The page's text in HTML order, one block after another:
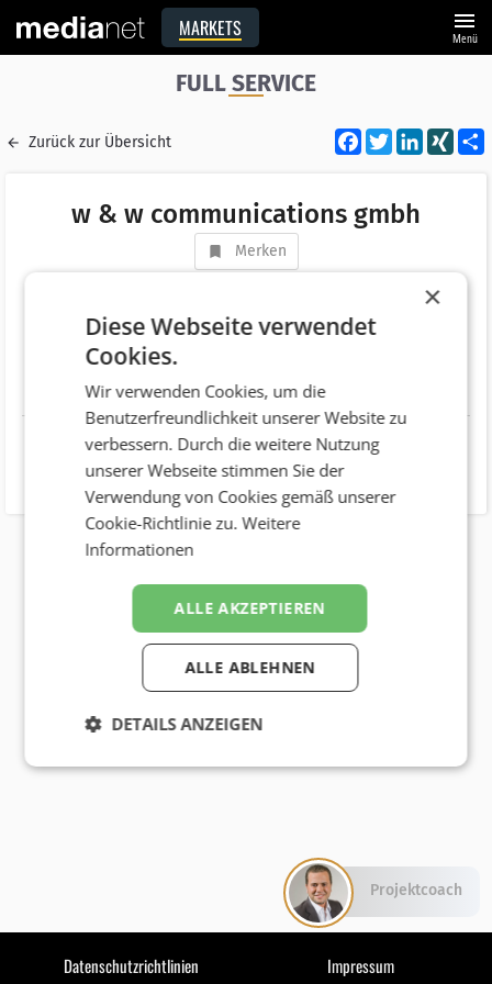
MARKETS menu
Menü
FULL SERVICE
Zurück zur Übersicht Facebook
Twitter XING
w & w communications gmbh
Merken
AT 4020 Linz
Telefonnummer +43 (732) 348635
Website http://www.wazek.com
Datenschutzrichtlinien Impressum
×
Diese Webseite verwendet
Cookies.
Wir verwenden Cookies, um die
Benutzerfreundlichkeit unserer Website zu
verbessern. Durch die weitere Nutzung
unserer Webseite stimmen Sie der
Verwendung von Cookies gemäß unserer
Cookie-Richtlinie zu.Weitere
Informationen
ALLE AKZEPTIEREN
ALLE ABLEHNEN
DETAILS ANZEIGEN
Projektcoach